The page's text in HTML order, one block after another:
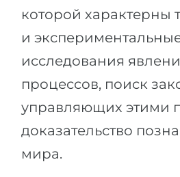
которой характерны
и
исследования
процессов, поиск
управляющих этими
доказательство
мира.